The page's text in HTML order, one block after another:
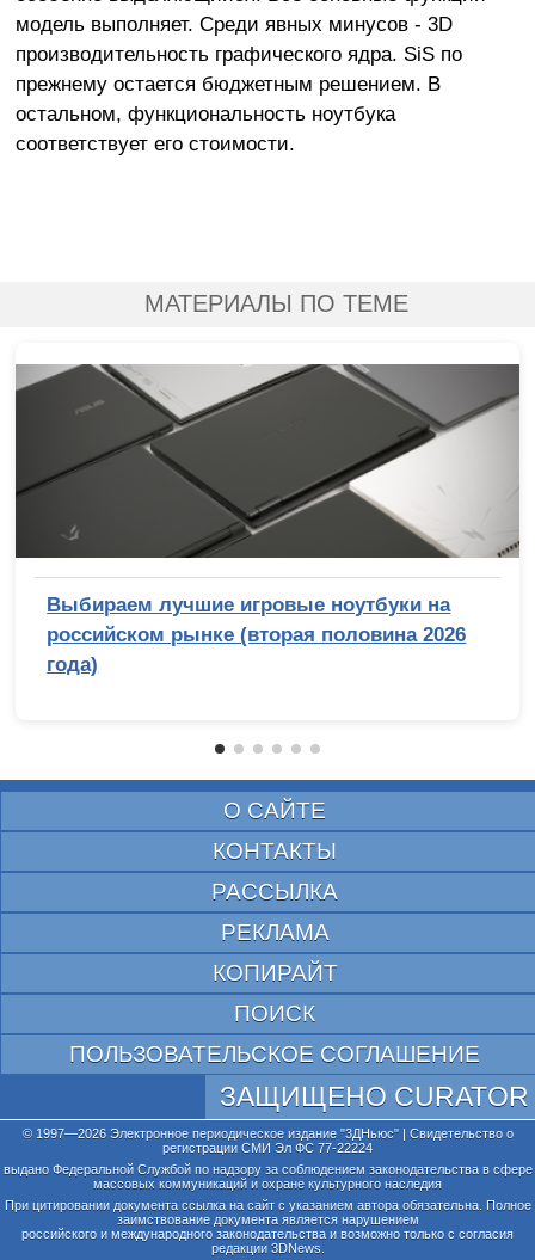
модель выполняет. Среди явных минусов - 3D
производительность графического ядра. SiS по
прежнему остается бюджетным решением. В
остальном, функциональность ноутбука
соответствует его стоимости.
МАТЕРИАЛЫ ПО ТЕМЕ
Выбираем лучшие игровые ноутбуки на
российском рынке (вторая половина 2026
года)
О САЙТЕ
КОНТАКТЫ
РАССЫЛКА
РЕКЛАМА
КОПИРАЙТ
ПОИСК
ПОЛЬЗОВАТЕЛЬСКОЕ СОГЛАШЕНИЕ
ЗАЩИЩЕНО CURATOR
© 1997—2026 Электронное периодическое издание "3ДНьюс" | Свидетельство о
регистрации СМИ Эл ФС 77-22224
выдано Федеральной Службой по надзору за соблюдением законодательства в сфере
массовых коммуникаций и охране культурного наследия
При цитировании документа ссылка на сайт с указанием автора обязательна. Полное
заимствование документа является нарушением
российского и международного законодательства и возможно только с согласия
редакции 3DNews.